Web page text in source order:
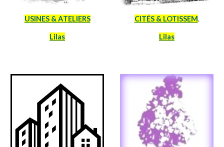
USINES & ATELIERS
Lilas
CITÉS & LOTISSEM.
Lilas